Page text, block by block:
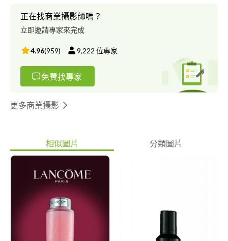
正在找商業攝影師嗎？
立即邀請專家來完成
4.96(959) 9,222 位專家
免費找專家
更多商業攝影
相似圖片 分類圖片